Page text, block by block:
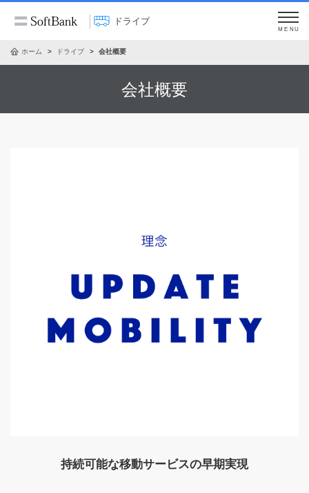
ドライブ
MENU
ホーム ドライブ 会社概要
会社概要
持続可能な移動サービスの早期実現